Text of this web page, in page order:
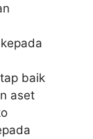
baik
aset